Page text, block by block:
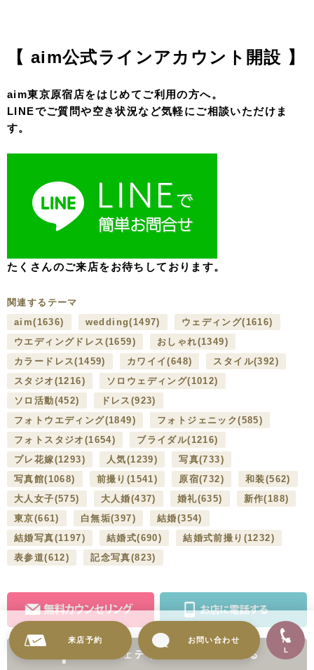
【 aim公式ラインアカウント開設 】
aim東京原宿店をはじめてご利用の方へ。
LINEでご質問や空き状況など気軽にご相談いただけま
す。
たくさんのご来店をお待ちしております。
関連するテーマ
aim(1636) wedding(1497) ウェディング(1616)
ウエディングドレス (1659) おしゃれ(1349)
カラードレス(1459) カワイイ(648) スタイル(392)
スタジオ (1216) ソロウェディング(1012)
ソロ活動(452) ドレス (923)
フォトウエディング(1849) フォトジェニック(585)
フォトスタジオ (1654) ブライダル(1216)
プレ花嫁(1293) 人気(1239) 写真(733)
写真館(1068) 前撮り (1541) 原宿(732) 和装(562)
大人女子(575) 大人婚(437) 婚礼(635) 新作(188)
東京(661) 白無垢(397) 結婚(354)
結婚写真(1197) 結婚式(690) 結婚式前撮り (1232)
表参道(612) 記念写真(823)
来店予約 お問い合わせ
TE
L